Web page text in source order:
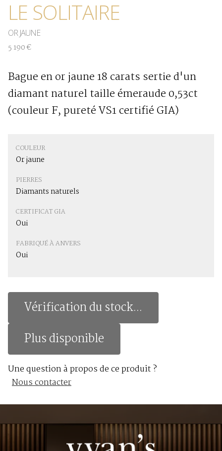
LE SOLITAIRE
OR JAUNE
5 190 €
Bague en or jaune 18 carats sertie d'un
diamant naturel taille émeraude 0,53ct
(couleur F, pureté VS1 certifié GIA)
COULEUR
Or jaune
PIERRES
Diamants naturels
CERTIFICAT GIA
Oui
FABRIQUÉ À ANVERS
Oui
Vérification du stock...
Plus disponible
Une question à propos de ce produit ?
Nous contacter